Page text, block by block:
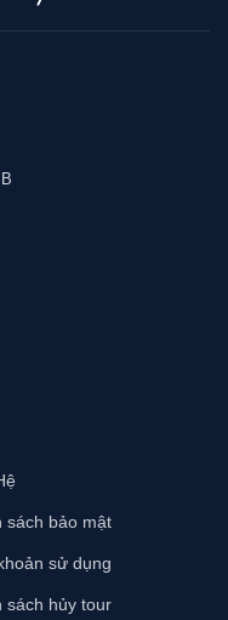
sách bảo mật
sử dụng
sách hủy tour